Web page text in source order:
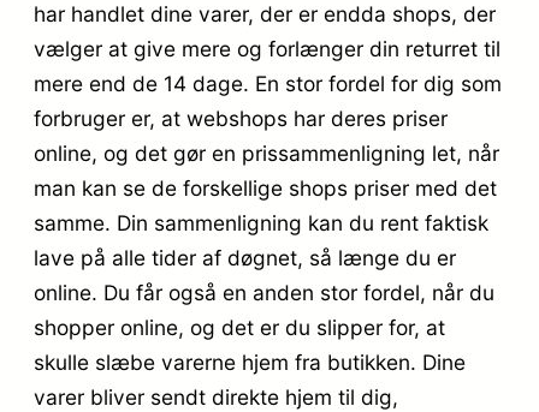
har handlet dine varer, der er endda shops, der
vælger at give mere og forlænger din returret til
mere end de 14 dage. En stor fordel for dig som
forbruger er, at webshops har deres priser
online, og det gør en prissammenligning let, når
man kan se de forskellige shops priser med det
samme. Din sammenligning kan du rent faktisk
lave på alle tider af døgnet, så længe du er
online. Du får også en anden stor fordel, når du
shopper online, og det er du slipper for, at
skulle slæbe varerne hjem fra butikken. Dine
varer bliver sendt direkte hjem til dig,